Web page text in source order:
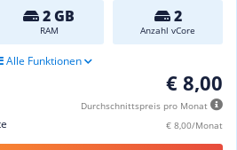
2 GB
RAM
2
Anzahl vCore
Alle Funktionen
€ 8,00
Durchschnittspreis pro Monat
€ 8,00/Monat